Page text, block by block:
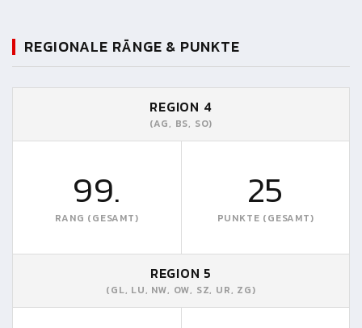
REGIONALE RÄNGE & PUNKTE
REGION 4
(AG, BS, SO)
99.
RANG (GESAMT)
25
PUNKTE (GESAMT)
REGION 5
(GL, LU, NW, OW, SZ, UR, ZG)